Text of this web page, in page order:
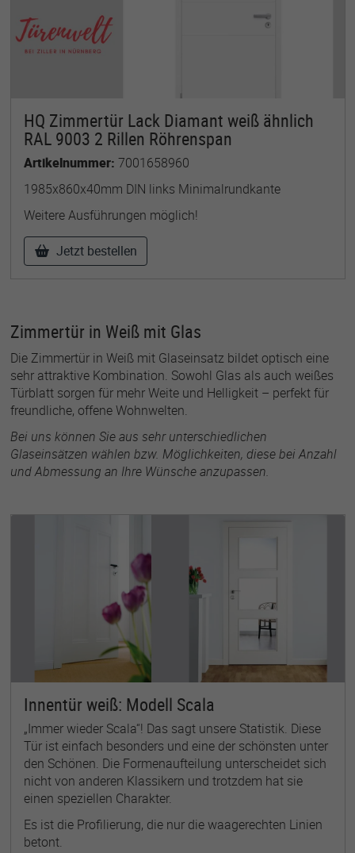
HQ Zimmertür Lack Diamant weiß ähnlich
RAL 9003 2 Rillen Röhrenspan
Artikelnummer: 7001658960
1985x860x40mm DIN links Minimalrundkante
Weitere Ausführungen möglich!
Jetzt bestellen
Zimmertür in Weiß mit Glas
Die Zimmertür in Weiß mit Glaseinsatz bildet optisch eine
sehr attraktive Kombination. Sowohl Glas als auch weißes
Türblatt sorgen für mehr Weite und Helligkeit – perfekt für
freundliche, offene Wohnwelten.
Bei uns können Sie aus sehr unterschiedlichen
Glaseinsätzen wählen bzw. Möglichkeiten, diese bei Anzahl
und Abmessung an Ihre Wünsche anzupassen.
Innentür weiß: Modell Scala
„Immer wieder Scala“! Das sagt unsere Statistik. Diese
Tür ist einfach besonders und eine der schönsten unter
den Schönen. Die Formenaufteilung unterscheidet sich
nicht von anderen Klassikern und trotzdem hat sie
einen speziellen Charakter.
Es ist die Profilierung, die nur die waagerechten Linien
betont.